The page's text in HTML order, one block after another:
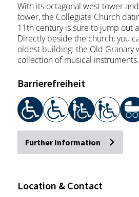
With its octagonal west tower
tower, the Collegiate Church
11th century is sure to jump out
Directly beside the church, you
oldest building: the Old Granary
collection of musical instruments.
Barrierefreiheit
Further Information
Location & Contact